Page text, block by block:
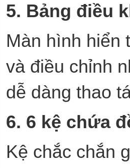
5. Bảng điều
Màn hình hiển
và điều chỉnh
dễ dàng thao
6. 6 kệ chứa
Kệ chắc chắn